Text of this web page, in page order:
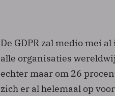
De GDPR zal medio mei
alle organisaties
echter maar om 26
zich er al helemaal op